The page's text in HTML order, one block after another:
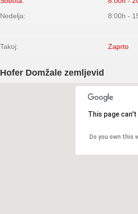
Nedelja:
8:00h -
Takoj: Zaprto
Hofer Domžale zemljevid
This page
Do you own this